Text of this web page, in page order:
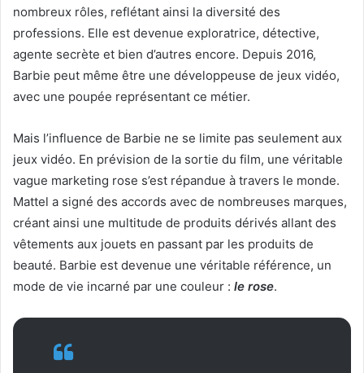
nombreux rôles, reflétant ainsi la diversité des
professions. Elle est devenue exploratrice, détective,
agente secrète et bien d’autres encore. Depuis 2016,
Barbie peut même être une développeuse de jeux vidéo,
avec une poupée représentant ce métier.
Mais l’influence de Barbie ne se limite pas seulement aux
jeux vidéo. En prévision de la sortie du film, une véritable
vague marketing rose s’est répandue à travers le monde.
Mattel a signé des accords avec de nombreuses marques,
créant ainsi une multitude de produits dérivés allant des
vêtements aux jouets en passant par les produits de
beauté. Barbie est devenue une véritable référence, un
mode de vie incarné par une couleur : le rose.